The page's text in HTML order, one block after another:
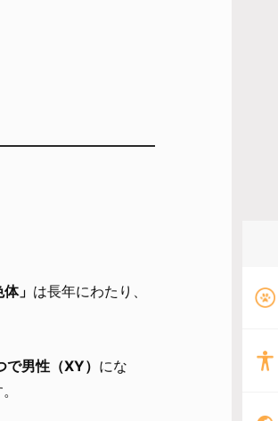
」 は長年にわたり、
男性（XY） にな